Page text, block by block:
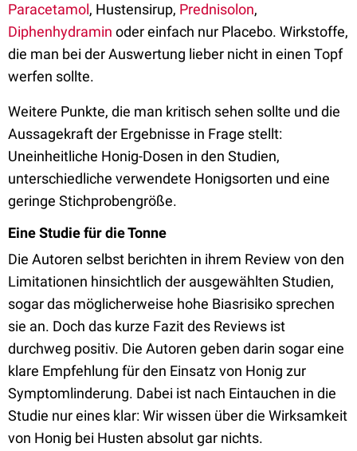
Paracetamol, Hustensirup, Prednisolon,
Diphenhydramin oder einfach nur Placebo. Wirkstoffe,
die man bei der Auswertung lieber nicht in einen Topf
werfen sollte.
Weitere Punkte, die man kritisch sehen sollte und die
Aussagekraft der Ergebnisse in Frage stellt:
Uneinheitliche Honig-Dosen in den Studien,
unterschiedliche verwendete Honigsorten und eine
geringe Stichprobengröße.
Eine Studie für die Tonne
Die Autoren selbst berichten in ihrem Review von den
Limitationen hinsichtlich der ausgewählten Studien,
sogar das möglicherweise hohe Biasrisiko sprechen
sie an. Doch das kurze Fazit des Reviews ist
durchweg positiv. Die Autoren geben darin sogar eine
klare Empfehlung für den Einsatz von Honig zur
Symptomlinderung. Dabei ist nach Eintauchen in die
Studie nur eines klar: Wir wissen über die Wirksamkeit
von Honig bei Husten absolut gar nichts.